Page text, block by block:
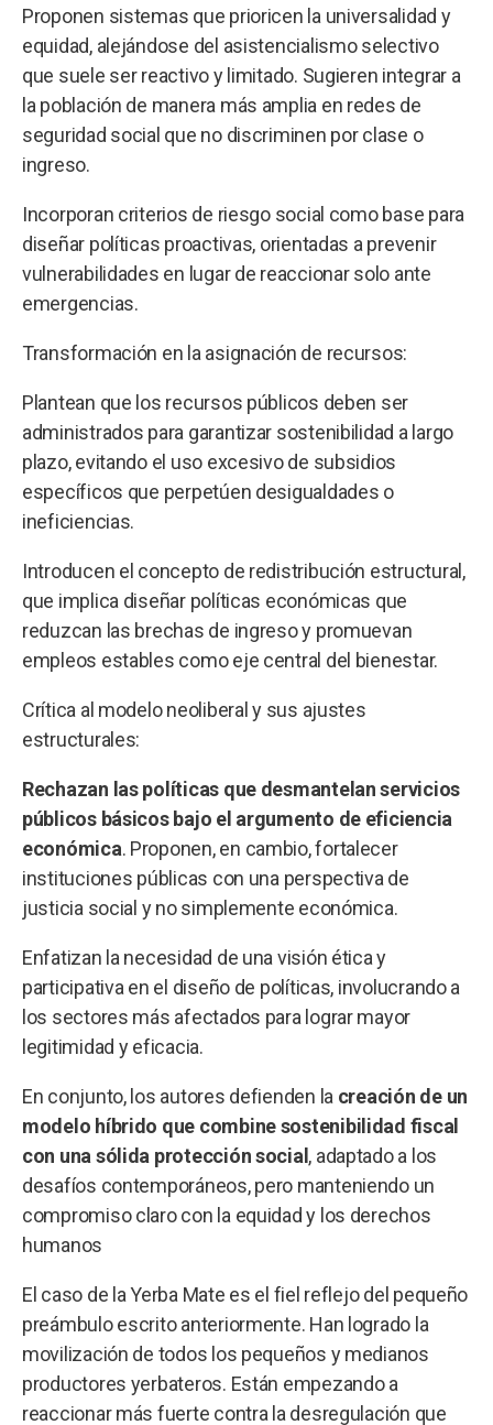
Proponen sistemas que prioricen la universalidad y
equidad, alejándose del asistencialismo selectivo
que suele ser reactivo y limitado. Sugieren integrar a
la población de manera más amplia en redes de
seguridad social que no discriminen por clase o
ingreso.
Incorporan criterios de riesgo social como base para
diseñar políticas proactivas, orientadas a prevenir
vulnerabilidades en lugar de reaccionar solo ante
emergencias.
Transformación en la asignación de recursos:
Plantean que los recursos públicos deben ser
administrados para garantizar sostenibilidad a largo
plazo, evitando el uso excesivo de subsidios
específicos que perpetúen desigualdades o
ineficiencias.
Introducen el concepto de redistribución estructural,
que implica diseñar políticas económicas que
reduzcan las brechas de ingreso y promuevan
empleos estables como eje central del bienestar.
Crítica al modelo neoliberal y sus ajustes
estructurales:
Rechazan las políticas que desmantelan servicios
públicos básicos bajo el argumento de eficiencia
económica. Proponen, en cambio, fortalecer
instituciones públicas con una perspectiva de
justicia social y no simplemente económica.
Enfatizan la necesidad de una visión ética y
participativa en el diseño de políticas, involucrando a
los sectores más afectados para lograr mayor
legitimidad y eficacia.
En conjunto, los autores defienden la creación de un
modelo híbrido que combine sostenibilidad fiscal
con una sólida protección social , adaptado a los
desafíos contemporáneos, pero manteniendo un
compromiso claro con la equidad y los derechos
humanos
El caso de la Yerba Mate es el fiel reflejo del pequeño
preámbulo escrito anteriormente. Han logrado la
movilización de todos los pequeños y medianos
productores yerbateros. Están empezando a
reaccionar más fuerte contra la desregulación que